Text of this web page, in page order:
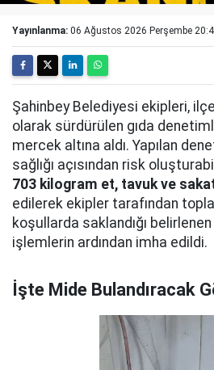
Yayınlanma: 06 Ağustos 2026 Perşembe
Şahinbey Belediyesi ekipleri,
olarak sürdürülen gıda
mercek altına aldı. Yapılan
sağlığı açısından risk
703 kilogram et, tavuk ve
edilerek ekipler tarafından
koşullarda saklandığı
işlemlerin ardından imha edildi.
İşte Mide Bulandıracak